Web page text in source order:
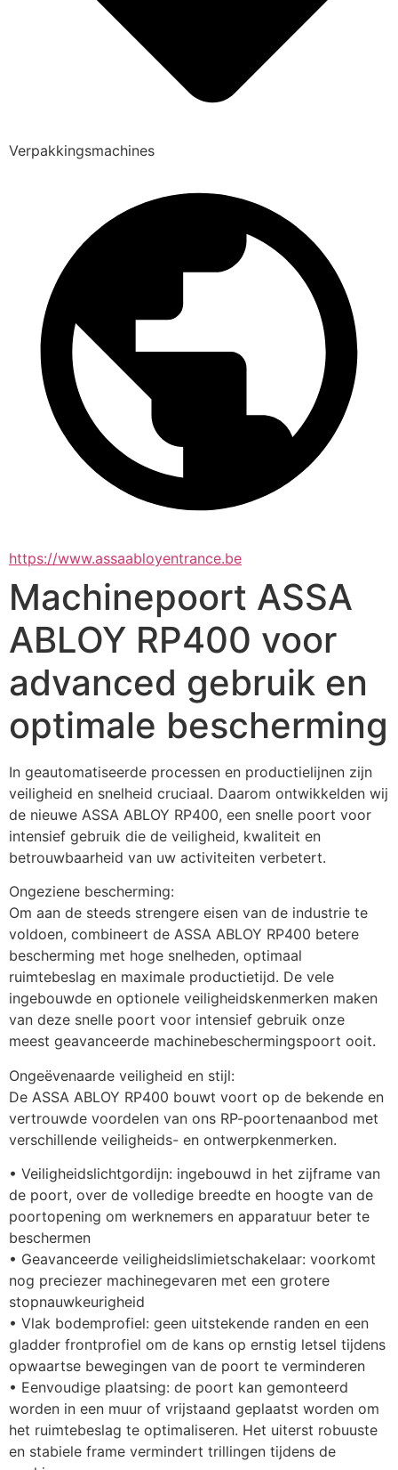
Verpakkingsmachines
https://www.assaabloyentrance.be
Machinepoort ASSA
ABLOY RP400 voor
advanced gebruik en
optimale bescherming
In geautomatiseerde processen en productielijnen zijn
veiligheid en snelheid cruciaal. Daarom ontwikkelden wij
de nieuwe ASSA ABLOY RP400, een snelle poort voor
intensief gebruik die de veiligheid, kwaliteit en
betrouwbaarheid van uw activiteiten verbetert.
Ongeziene bescherming:
Om aan de steeds strengere eisen van de industrie te
voldoen, combineert de ASSA ABLOY RP400 betere
bescherming met hoge snelheden, optimaal
ruimtebeslag en maximale productietijd. De vele
ingebouwde en optionele veiligheidskenmerken maken
van deze snelle poort voor intensief gebruik onze
meest geavanceerde machinebeschermingspoort ooit.
Ongeëvenaarde veiligheid en stijl:
De ASSA ABLOY RP400 bouwt voort op de bekende en
vertrouwde voordelen van ons RP-poortenaanbod met
verschillende veiligheids- en ontwerpkenmerken.
• Veiligheidslichtgordijn: ingebouwd in het zijframe van
de poort, over de volledige breedte en hoogte van de
poortopening om werknemers en apparatuur beter te
beschermen
• Geavanceerde veiligheidslimietschakelaar: voorkomt
nog preciezer machinegevaren met een grotere
stopnauwkeurigheid
• Vlak bodemprofiel: geen uitstekende randen en een
gladder frontprofiel om de kans op ernstig letsel tijdens
opwaartse bewegingen van de poort te verminderen
• Eenvoudige plaatsing: de poort kan gemonteerd
worden in een muur of vrijstaand geplaatst worden om
het ruimtebeslag te optimaliseren. Het uiterst robuuste
en stabiele frame vermindert trillingen tijdens de